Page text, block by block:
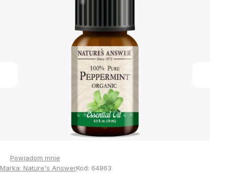
gwiazdek.
Powiadom mnie
Marka: Nature's AnswerKod: 64863